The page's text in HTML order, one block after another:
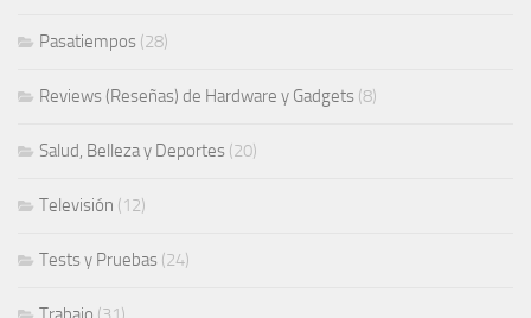
Pasatiempos (28)
Reviews (Reseñas) de Hardware y Gadgets (8)
Salud, Belleza y Deportes (20)
Televisión (12)
Tests y Pruebas (24)